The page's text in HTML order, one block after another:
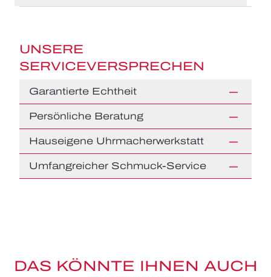
UNSERE
SERVICEVERSPRECHEN
Garantierte Echtheit
Persönliche Beratung
Hauseigene Uhrmacherwerkstatt
Umfangreicher Schmuck-Service
DAS KÖNNTE IHNEN AUCH